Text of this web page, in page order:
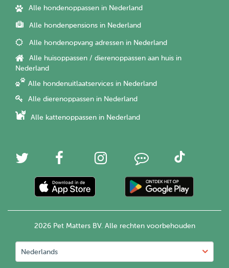
Alle hondenoppassen in Nederland
Alle hondenpensions in Nederland
Alle hondenopvang adressen in Nederland
Alle huisoppassen / dierenoppassen aan huis in
Nederland
Alle hondenuitlaatservices in Nederland
Alle dierenoppassen in Nederland
Alle kattenoppassen in Nederland
2026 Pet Matters BV. Alle rechten voorbehouden
Nederlands